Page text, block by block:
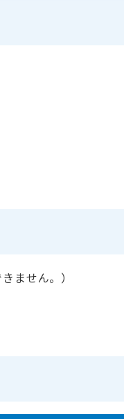
ません。）